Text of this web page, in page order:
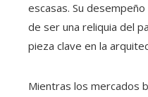
escasas. Su
de ser una reliquia del
pieza clave en la
Mientras los mercados